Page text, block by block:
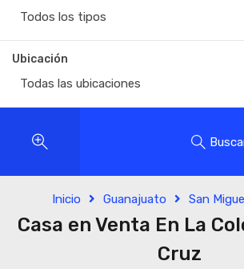
Todos los tipos
Ubicación
Todas las ubicaciones
Inicio Guanajuato San
Casa en Venta En La
Cruz